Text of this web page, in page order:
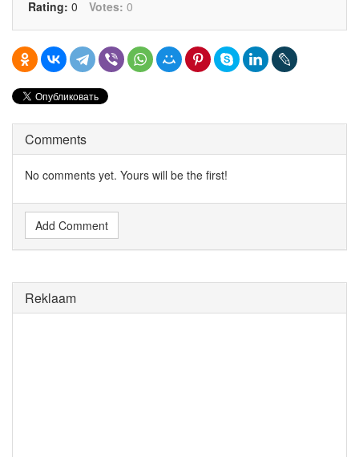
Rating: 0 Votes: 0
Comments
No comments yet. Yours will be the first!
Add Comment
Reklaam